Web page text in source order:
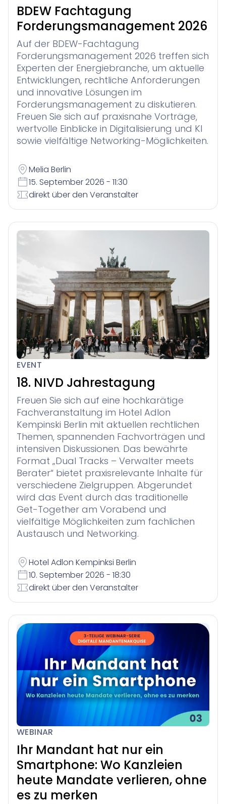
BDEW Fachtagung
Forderungsmanagement 2026
Auf der BDEW-Fachtagung
Forderungsmanagement 2026 treffen sich
Experten der Energiebranche, um aktuelle
Entwicklungen, rechtliche Anforderungen
und innovative Lösungen im
Forderungsmanagement zu diskutieren.
Freuen Sie sich auf praxisnahe Vorträge,
wertvolle Einblicke in Digitalisierung und KI
sowie vielfältige Networking-Möglichkeiten.
Melia Berlin
15. September 2026 - 11:30
direkt über den Veranstalter
EVENT
18. NIVD Jahrestagung
Freuen Sie sich auf eine hochkarätige
Fachveranstaltung im Hotel Adlon
Kempinski Berlin mit aktuellen rechtlichen
Themen, spannenden Fachvorträgen und
intensiven Diskussionen. Das bewährte
Format „Dual Tracks – Verwalter meets
Berater“ bietet praxisrelevante Inhalte für
verschiedene Zielgruppen. Abgerundet
wird das Event durch das traditionelle
Get-Together am Vorabend und
vielfältige Möglichkeiten zum fachlichen
Austausch und Networking.
Hotel Adlon Kempinksi Berlin
10. September 2026 - 18:30
direkt über den Veranstalter
WEBINAR
Ihr Mandant hat nur ein
Smartphone: Wo Kanzleien
heute Mandate verlieren, ohne
es zu merken